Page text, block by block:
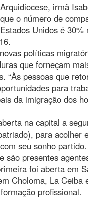
Arquidiocese, irmã
que o número de
Estados Unidos é
políticas
que forneçam
“Às pessoas que
para
da imigração dos
na capital a
para acolher
seu sonho partido.
são presentes
foi aberta em
Choloma, La Ceiba
profissional.